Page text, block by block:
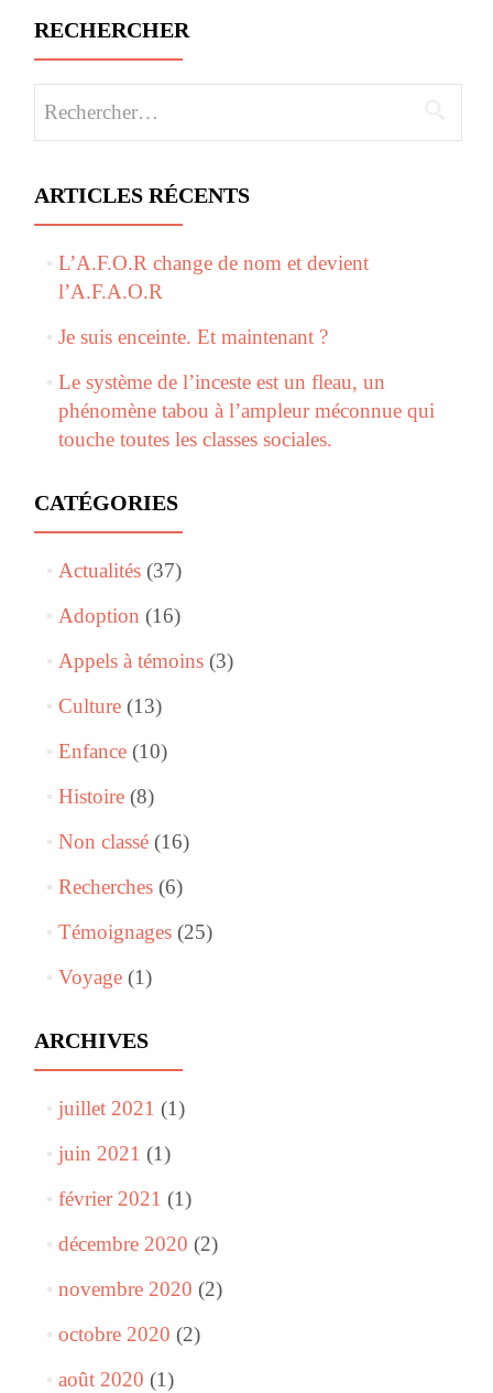
RECHERCHER
ARTICLES RÉCENTS
L’A.F.O.R change de nom et devient
l’A.F.A.O.R
Je suis enceinte. Et maintenant ?
Le système de l’inceste est un fleau, un
phénomène tabou à l’ampleur méconnue qui
touche toutes les classes sociales.
CATÉGORIES
Actualités(37)
Adoption (16)
Appels à témoins(3)
Culture(13)
Enfance(10)
Histoire(8)
Non classé(16)
Recherches(6)
Témoignages(25)
Voyage(1)
ARCHIVES
juillet 2021 (1)
juin 2021 (1)
février 2021 (1)
décembre 2020 (2)
novembre 2020 (2)
octobre 2020 (2)
août 2020 (1)